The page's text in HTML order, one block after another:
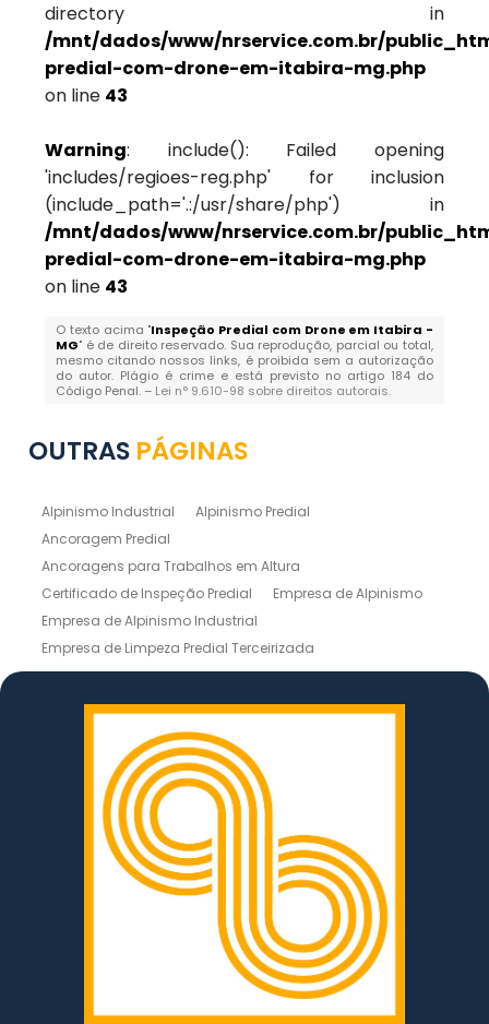
directory in
/mnt/dados/www/nrservice.com.br/
predial-com-drone-em-itabira-mg.php
on line 43
Warning: include(): Failed opening
'includes/regioes-reg.php' for inclusion
(include_path='.:/usr/share/php') in
/mnt/dados/www/nrservice.com.br/
predial-com-drone-em-itabira-mg.php
on line 43
O texto acima "Inspeção Predial com Drone em Itabira -
MG" é de direito reservado. Sua reprodução, parcial ou total,
mesmo citando nossos links, é proibida sem a autorização
do autor. Plágio é crime e está previsto no artigo 184 do
Código Penal. – Lei n° 9.610-98 sobre direitos autorais.
OUTRAS PÁGINAS
Alpinismo Industrial
Alpinismo Predial
Ancoragem Predial
Ancoragens para Trabalhos em Altura
Certificado de Inspeção Predial
Empresa de Alpinismo
Empresa de Alpinismo Industrial
Empresa de Limpeza Predial Terceirizada
Empresas de Limpeza de Fachadas
Inspeção de Estruturas
Inspeção Predial
Instalação de Linhas de Vida
Laudo de Inspeção Predial
Laudo Técnico de Inspeção Predial
Limpeza de Fachada em Altura
Limpeza de Fachada Predial
Limpeza de Silos
Limpeza de Telhados
Limpeza de Vidro em Altura
Limpeza Predial Externa
Limpezas de Fachadas
Linha de Vida NR 35
Manutenção de Fachadas
Manutenção de Fachadas de Vidro
Manutenção em Altura